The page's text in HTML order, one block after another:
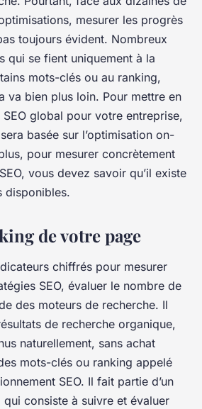
mesurer les progrès
toujours évident. Nombreux
qui se fient uniquement à la
mots-clés ou au ranking,
va bien plus loin. Pour mettre en
global pour votre entreprise,
basée sur l’optimisation on-
pour mesurer concrètement
vous devez savoir qu’il existe
disponibles.
de votre page
chiffrés pour mesurer
SEO, évaluer le nombre de
des moteurs de recherche. Il
de recherche organique,
naturellement, sans achat
mots-clés ou ranking appelé
SEO. Il fait partie d’un
qui consiste à suivre et évaluer